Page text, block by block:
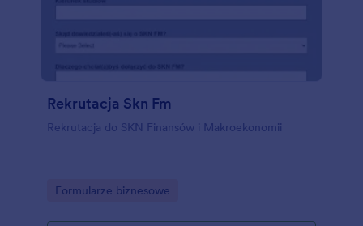
Rekrutacja Skn Fm
Rekrutacja do SKN Finansów i Makroekonomii
Go to Category:
Formularze biznesowe